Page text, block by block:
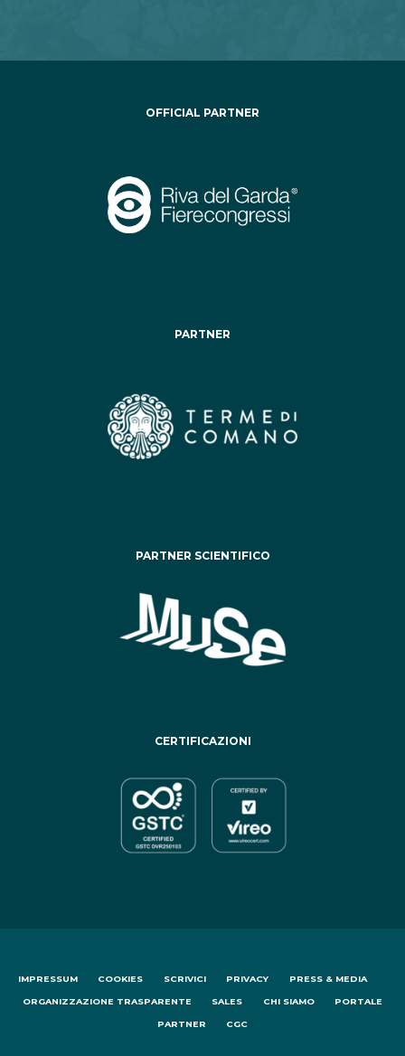
OFFICIAL PARTNER
PARTNER
PARTNER SCIENTIFICO
CERTIFICAZIONI
IMPRESSUM COOKIES SCRIVICI PRIVACY PRESS & MEDIA
ORGANIZZAZIONE TRASPARENTE SALES CHI SIAMO PORTALE
PARTNER CGC